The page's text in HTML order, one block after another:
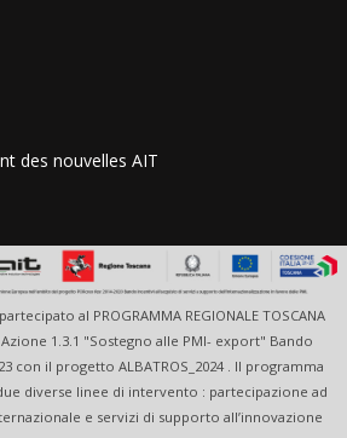
des nouvelles AIT
al PROGRAMMA REGIONALE TOSCANA
Azione 1.3.1 "Sostegno alle PMI- export" Bando
con il progetto ALBATROS_2024 . Il programma
diverse linee di intervento : partecipazione ad
e servizi di supporto all’innovazione